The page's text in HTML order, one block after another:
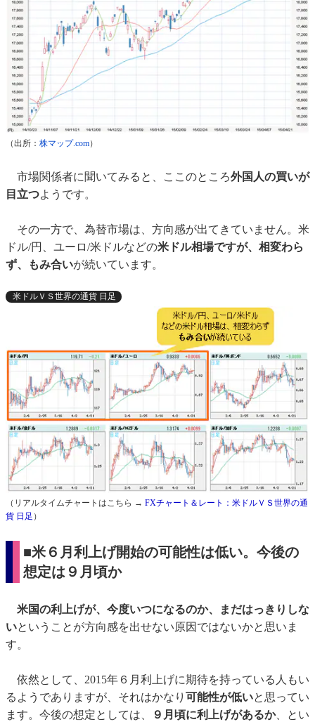
（出所： 株マップ.com）
市場関係者に聞いてみると、ここのところ外国人の買いが
目立つようです。
その一方で、為替市場は、方向感が出てきていません。米
ドル/円、ユーロ/米ドルなどの米ドル相場ですが、相変わら
ず、もみ合いが続いています。
米ドルＶＳ世界の通貨 日足
（リアルタイムチャートはこちら → FXチャート＆レート：米ドルＶＳ世界の通
貨 日足 ）
■米６月利上げ開始の可能性は低い。今後の
想定は９月頃か
米国の利上げが、今度いつになるのか、まだはっきりしな
いということが方向感を出せない原因ではないかと思いま
す。
依然として、2015年６月利上げに期待を持っている人もい
るようでありますが、それはかなり 可能性が低いと思ってい
ます。今後の想定としては、
９月頃に利上げがあるか、とい